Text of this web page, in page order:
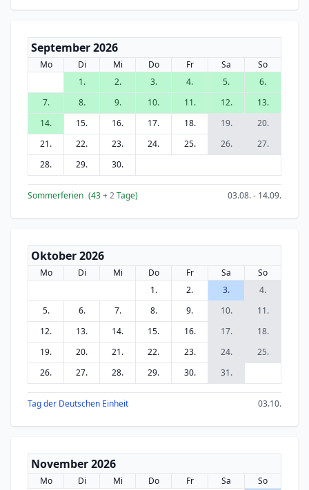
September 2026
Mo Di Mi Do Fr Sa
So
1.
2. 3. 4. 5.
6.
7.
8. 9. 10. 11. 12.
13.
14.
15. 16. 17. 18. 19.
20.
21.
22. 23. 24. 25. 26.
27.
28.
29. 30.
Sommerferien (43+ 2Tage) 03.08. - 14.09.
Oktober 2026
Mo Di Mi Do Fr Sa
So
1.
2. 3.
4.
5.
6. 7. 8. 9. 10.
11.
12.
13. 14. 15. 16. 17.
18.
19.
20. 21. 22. 23. 24.
25.
26.
27. 28. 29. 30. 31.
Tag der Deutschen Einheit 03.10.
November 2026
Mo Di Mi Do Fr Sa
So